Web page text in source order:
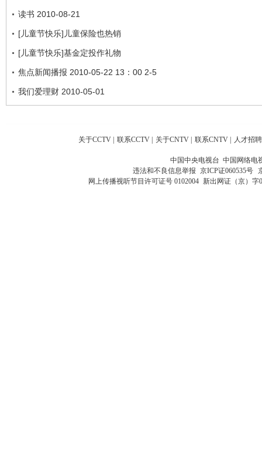
读书 2010-08-21
[儿童节快乐]儿童保险也热销
[儿童节快乐]基金定投作礼物
焦点新闻播报 2010-05-22 13：00 2-5
我们爱理财 2010-05-01
关于CCTV | 联系CCTV | 关于CNTV | 联系CNTV | 人才招聘
中国中央电视台 中国网络电
违法和不良信息举报 京ICP证060535号
网上传播视听节目许可证号 0102004 新出网证（京）